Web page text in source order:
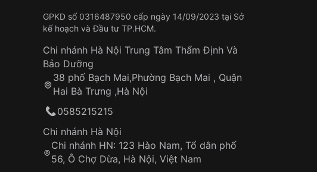
GPKD số 0316487950 cấp ngày 14/09/2023 tại Sở
kế hoạch và Đầu tư TP.HCM.
Chi nhánh Hà Nội Trung Tâm Thẩm Định Và
Bảo Dưỡng
38 phố Bạch Mai,Phường Bạch Mai , Quận
Hai Bà Trưng ,Hà Nội
0585215215
Chi nhánh Hà Nội
Chi nhánh HN: 123 Hào Nam, Tổ dân phố
56, Ô Chợ Dừa, Hà Nội, Việt Nam